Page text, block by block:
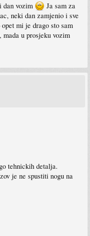
dan vozim
Ja sam za
neki dan zamjenio i sve
mi je drago sto sam
u prosjeku vozim
tehnickih detalja.
je ne spustiti nogu na